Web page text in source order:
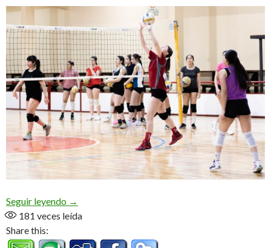
Seguir leyendo El vóley femenino ensayó en el «Ana Giró»
→
181 veces leída
Share this: